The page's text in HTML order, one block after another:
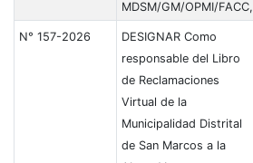
MDSM/GM/OPMI/FACC,
N° 157-2026
DESIGNAR Como
responsable del Libro
de Reclamaciones
Virtual de la
Municipalidad Distrital
de San Marcos a la